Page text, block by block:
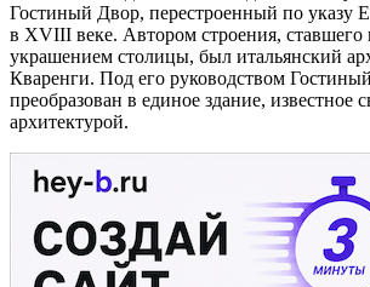
Гостиный Двор, перестроенный по указу
в XVIII веке. Автором строения, ставшего
украшением столицы, был итальянский
Кваренги. Под его руководством
преобразован в единое здание, известное
архитектурой.